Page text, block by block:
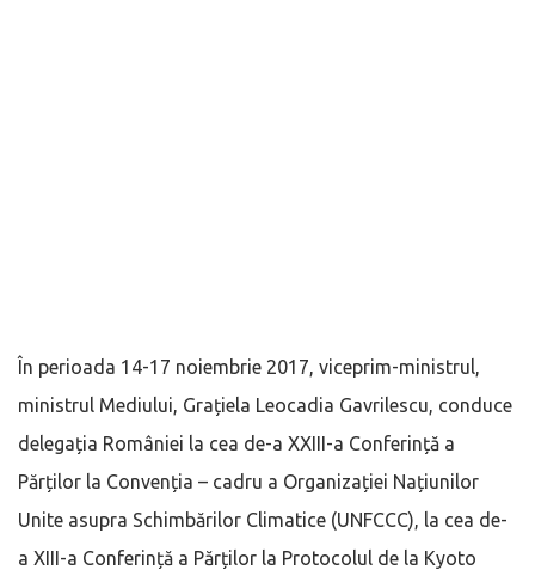
În perioada 14-17 noiembrie 2017, viceprim-ministrul,
ministrul Mediului, Grațiela Leocadia Gavrilescu, conduce
delegația României la cea de-a XXIII-a Conferință a
Părților la Convenția – cadru a Organizației Națiunilor
Unite asupra Schimbărilor Climatice (UNFCCC), la cea de-
a XIII-a Conferință a Părților la Protocolul de la Kyoto